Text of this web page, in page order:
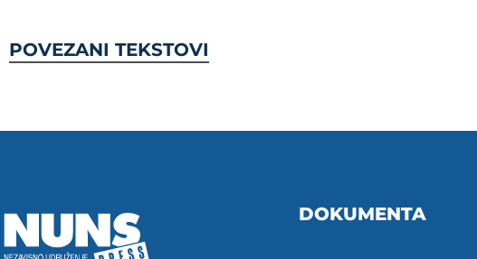
POVEZANI TEKSTOVI
DOKUMENTA